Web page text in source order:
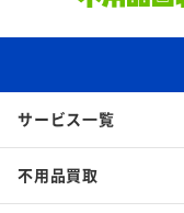
サービス一覧
不用品買取